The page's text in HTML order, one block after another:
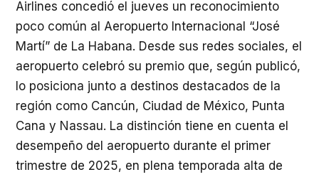
Airlines concedió el jueves un reconocimiento
poco común al Aeropuerto Internacional “José
Martí” de La Habana. Desde sus redes sociales, el
aeropuerto celebró su premio que, según publicó,
lo posiciona junto a destinos destacados de la
región como Cancún, Ciudad de México, Punta
Cana y Nassau. La distinción tiene en cuenta el
desempeño del aeropuerto durante el primer
trimestre de 2025, en plena temporada alta de